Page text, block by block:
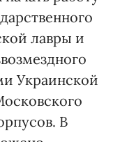
лавры и
Украинской
В